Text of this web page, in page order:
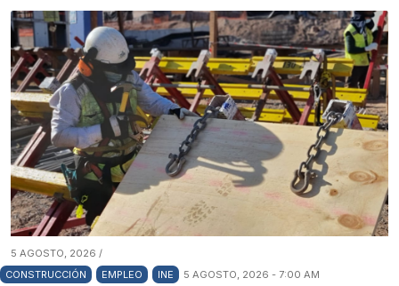
5 AGOSTO, 2026 /
CONSTRUCCIÓN
EMPLEO INE 5 AGOSTO, 2026 - 7:00 AM